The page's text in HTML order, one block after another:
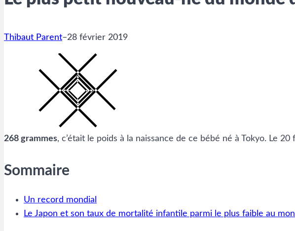
Thibaut Parent–28 février 2019
268 grammes, c’était le poids à la naissance de ce bébé né à Tokyo. Le
Sommaire
Un record mondial
Le Japon et son taux de mortalité infantile parmi le plus faible au